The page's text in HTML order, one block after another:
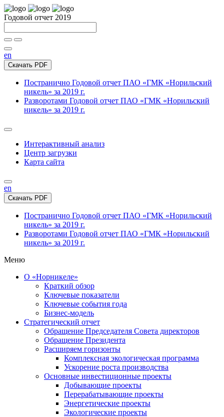
Годовой отчет 2019
en
Скачать PDF
Постранично Годовой отчет ПАО «ГМК «Норильский
никель» за 2019 г.
Разворотами Годовой отчет ПАО «ГМК «Норильский
никель» за 2019 г.
Интерактивный анализ
Центр загрузки
Карта сайта
en
Скачать PDF
Постранично Годовой отчет ПАО «ГМК «Норильский
никель» за 2019 г.
Разворотами Годовой отчет ПАО «ГМК «Норильский
никель» за 2019 г.
Меню
О «Норникеле»
Краткий обзор
Ключевые показатели
Ключевые события года
Бизнес-модель
Стратегический отчет
Обращение Председателя Совета директоров
Обращение Президента
Расширяем горизонты
Комплексная экологическая программа
Ускорение роста производства
Основные инвестиционные проекты
Добывающие проекты
Перерабатывающие проекты
Энергетические проекты
Экологические проекты